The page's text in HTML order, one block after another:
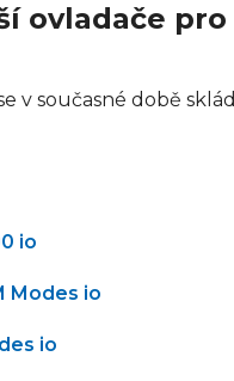
ovladače
v současné době
io
Modes io
io